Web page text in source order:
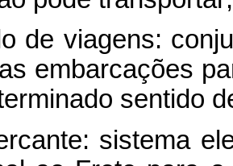
de viagens:
embarcações
sentido
sistema